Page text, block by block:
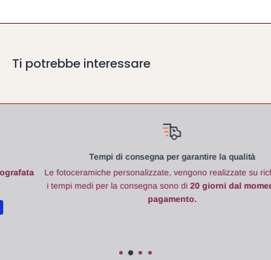
Ti potrebbe interessare
Tempi di consegna per garantire la qualità
Le fotoceramiche personalizzate, vengono realizzate su richiesta e
i tempi medi per la consegna sono di 20 giorni dal momento del
pagamento.